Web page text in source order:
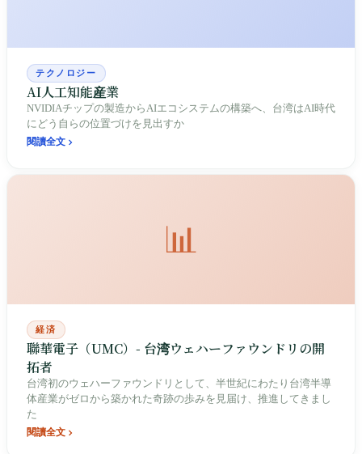
テクノロジー
AI人工知能産業
NVIDIAチップの製造からAIエコシステムの構築へ、台湾はAI時代
にどう自らの位置づけを見出すか
閱讀全文
📊
経済
聯華電子（UMC）- 台湾ウェハーファウンドリの開
拓者
台湾初のウェハーファウンドリとして、半世紀にわたり台湾半導
体産業がゼロから築かれた奇跡の歩みを見届け、推進してきまし
た
閱讀全文